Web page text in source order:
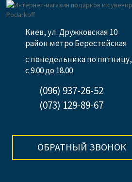
Киев, ул. Дружковская 10
район метро Берестейская
с понедельника по пятницу,
с 9.00 до 18.00
(096) 937-26-52
(073) 129-89-67
ОБРАТНЫЙ ЗВОНОК